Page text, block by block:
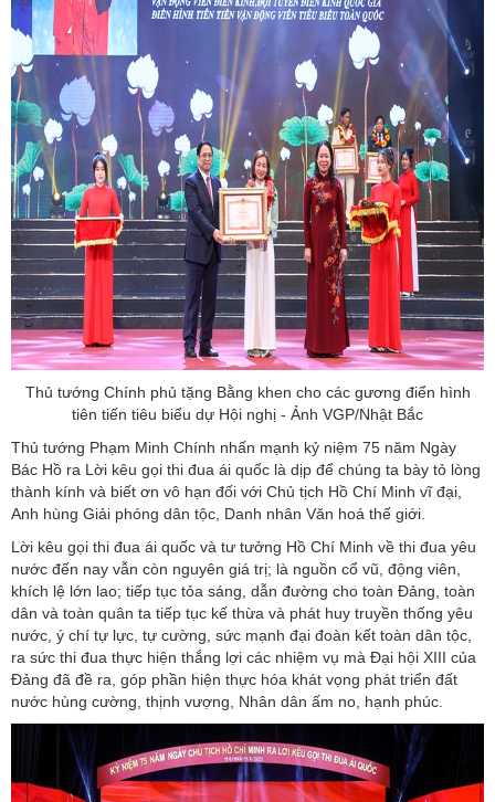
Thủ tướng Chính phủ tặng Bằng khen cho các gương điển hình
tiên tiến tiêu biểu dự Hội nghị - Ảnh VGP/Nhật Bắc
Thủ tướng Phạm Minh Chính nhấn mạnh kỷ niệm 75 năm Ngày
Bác Hồ ra Lời kêu gọi thi đua ái quốc là dịp để chúng ta bày tỏ lòng
thành kính và biết ơn vô hạn đối với Chủ tịch Hồ Chí Minh vĩ đại,
Anh hùng Giải phóng dân tộc, Danh nhân Văn hoá thế giới.
Lời kêu gọi thi đua ái quốc và tư tưởng Hồ Chí Minh về thi đua yêu
nước đến nay vẫn còn nguyên giá trị; là nguồn cổ vũ, động viên,
khích lệ lớn lao; tiếp tục tỏa sáng, dẫn đường cho toàn Đảng, toàn
dân và toàn quân ta tiếp tục kế thừa và phát huy truyền thống yêu
nước, ý chí tự lực, tự cường, sức mạnh đại đoàn kết toàn dân tộc,
ra sức thi đua thực hiện thắng lợi các nhiệm vụ mà Đại hội XIII của
Đảng đã đề ra, góp phần hiện thực hóa khát vọng phát triển đất
nước hùng cường, thịnh vượng, Nhân dân ấm no, hạnh phúc.